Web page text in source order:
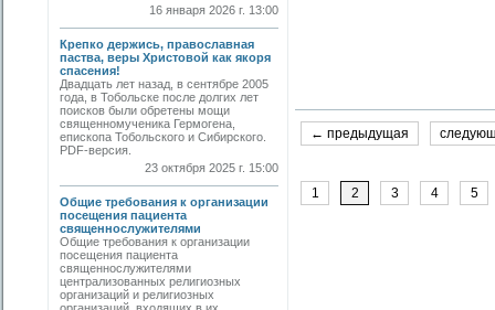
16 января 2026 г. 13:00
Крепко держись, православная
паства, веры Христовой как якоря
спасения!
Двадцать лет назад, в сентябре 2005
года, в Тобольске после долгих лет
поисков были обретены мощи
священномученика Гермогена,
епископа Тобольского и Сибирского.
PDF-версия.
23 октября 2025 г. 15:00
Общие требования к организации
посещения пациента
священнослужителями
Общие требования к организации
посещения пациента
священнослужителями
централизованных религиозных
организаций и религиозных
← предыдущая
1 2 3 4 5